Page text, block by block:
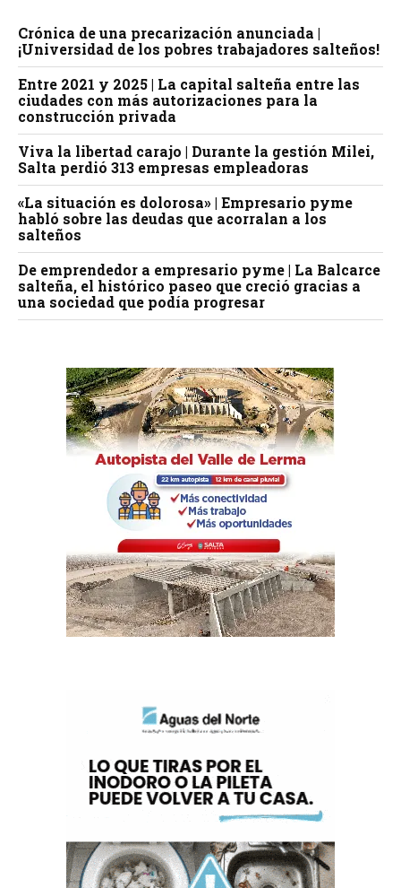
Crónica de una precarización anunciada |
¡Universidad de los pobres trabajadores salteños!
Entre 2021 y 2025 | La capital salteña entre las
ciudades con más autorizaciones para la
construcción privada
Viva la libertad carajo | Durante la gestión Milei,
Salta perdió 313 empresas empleadoras
«La situación es dolorosa» | Empresario pyme
habló sobre las deudas que acorralan a los
salteños
De emprendedor a empresario pyme | La Balcarce
salteña, el histórico paseo que creció gracias a
una sociedad que podía progresar